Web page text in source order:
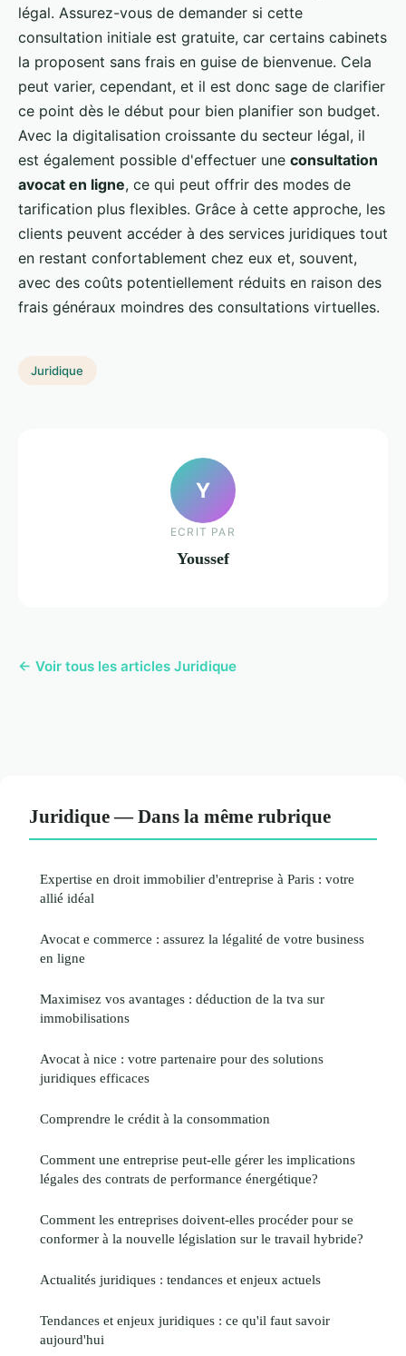
légal. Assurez-vous de demander si cette
consultation initiale est gratuite, car certains cabinets
la proposent sans frais en guise de bienvenue. Cela
peut varier, cependant, et il est donc sage de clarifier
ce point dès le début pour bien planifier son budget.
Avec la digitalisation croissante du secteur légal, il
est également possible d'effectuer une consultation
avocat en ligne, ce qui peut offrir des modes de
tarification plus flexibles. Grâce à cette approche, les
clients peuvent accéder à des services juridiques tout
en restant confortablement chez eux et, souvent,
avec des coûts potentiellement réduits en raison des
frais généraux moindres des consultations virtuelles.
Juridique
Y
ECRIT PAR
Youssef
← Voir tous les articles Juridique
Juridique — Dans la même rubrique
Expertise en droit immobilier d'entreprise à Paris : votre
allié idéal
Avocat e commerce : assurez la légalité de votre business
en ligne
Maximisez vos avantages : déduction de la tva sur
immobilisations
Avocat à nice : votre partenaire pour des solutions
juridiques efficaces
Comprendre le crédit à la consommation
Comment une entreprise peut-elle gérer les implications
légales des contrats de performance énergétique?
Comment les entreprises doivent-elles procéder pour se
conformer à la nouvelle législation sur le travail hybride?
Actualités juridiques : tendances et enjeux actuels
Tendances et enjeux juridiques : ce qu'il faut savoir
aujourd'hui